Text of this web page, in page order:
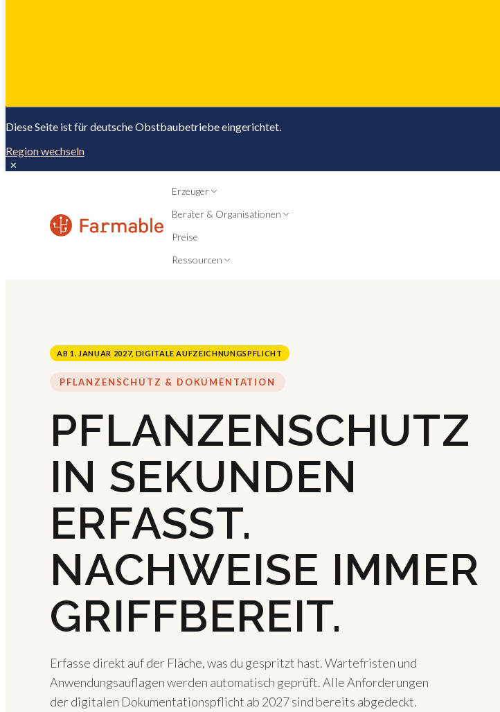
Diese Seite ist für deutsche Obstbaubetriebe eingerichtet.
Region wechseln
✕
Erzeuger
Berater & Organisationen
Preise
Ressourcen
AB 1. JANUAR 2027, DIGITALE AUFZEICHNUNGSPFLICHT
PFLANZENSCHUTZ & DOKUMENTATION
PFLANZENSCHUTZ
IN SEKUNDEN
ERFASST.
NACHWEISE IMMER
GRIFFBEREIT.
Erfasse direkt auf der Fläche, was du gespritzt hast. Wartefristen und
Anwendungsauflagen werden automatisch geprüft. Alle Anforderungen
der digitalen Dokumentationspflicht ab 2027 sind bereits abgedeckt.